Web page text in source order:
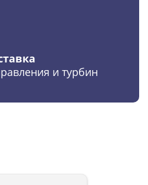
и турбин